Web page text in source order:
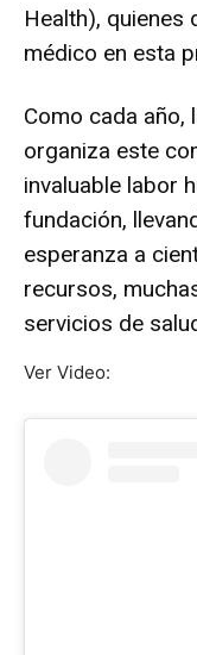
Health), quienes
médico en esta
Como cada año,
organiza este
invaluable labor
fundación,
esperanza a
recursos,
servicios de
Ver Video: